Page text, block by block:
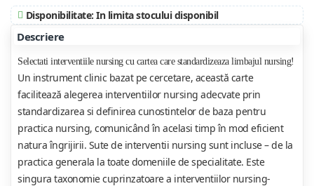
Disponibilitate: In limita stocului disponibil
Descriere
Selectati interventiile nursing cu cartea care standardizeaza limbajul nursing!
Un instrument clinic bazat pe cercetare, această carte
facilitează alegerea interventiilor nursing adecvate prin
standardizarea si definirea cunostintelor de baza pentru
practica nursing, comunicând în acelasi timp în mod eficient
natura îngrijirii. Sute de interventii nursing sunt incluse – de la
practica generala la toate domeniile de specialitate. Este
singura taxonomie cuprinzatoare a interventiilor nursing-